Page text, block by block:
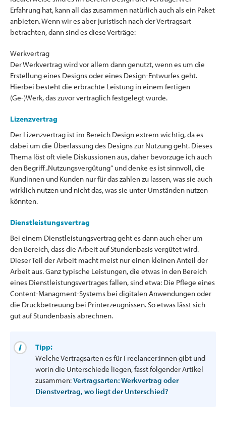
Erfahrung hat, kann all das zusammen natürlich auch als ein Paket
anbieten. Wenn wir es aber juristisch nach der Vertragsart
betrachten, dann sind es diese Verträge:
Werkvertrag
Der Werkvertrag wird vor allem dann genutzt, wenn es um die
Erstellung eines Designs oder eines Design-Entwurfes geht.
Hierbei besteht die erbrachte Leistung in einem fertigen
(Ge-)Werk, das zuvor vertraglich festgelegt wurde.
Lizenzvertrag
Der Lizenzvertrag ist im Bereich Design extrem wichtig, da es
dabei um die Überlassung des Designs zur Nutzung geht. Dieses
Thema löst oft viele Diskussionen aus, daher bevorzuge ich auch
den Begriff „Nutzungsvergütung“ und denke es ist sinnvoll, die
Kundinnen und Kunden nur für das zahlen zu lassen, was sie auch
wirklich nutzen und nicht das, was sie unter Umständen nutzen
könnten.
Dienstleistungsvertrag
Bei einem Dienstleistungsvertrag geht es dann auch eher um
den Bereich, dass die Arbeit auf Stundenbasis vergütet wird.
Dieser Teil der Arbeit macht meist nur einen kleinen Anteil der
Arbeit aus. Ganz typische Leistungen, die etwas in den Bereich
eines Dienstleistungsvertrages fallen, sind etwa: Die Pflege eines
Content-Managment-Systems bei digitalen Anwendungen oder
die Druckbetreuung bei Printerzeugnissen. So etwas lässt sich
gut auf Stundenbasis abrechnen.
Tipp:
Welche Vertragsarten es für Freelancer:innen gibt und
worin die Unterschiede liegen, fasst folgender Artikel
zusammen:Vertragsarten: Werkvertrag oder
Dienstvertrag, wo liegt der Unterschied?